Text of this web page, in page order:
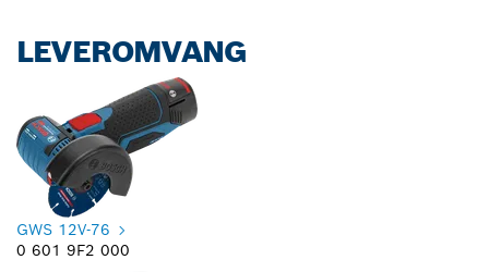
LEVEROMVANG
GWS 12V-76
0 601 9F2 000